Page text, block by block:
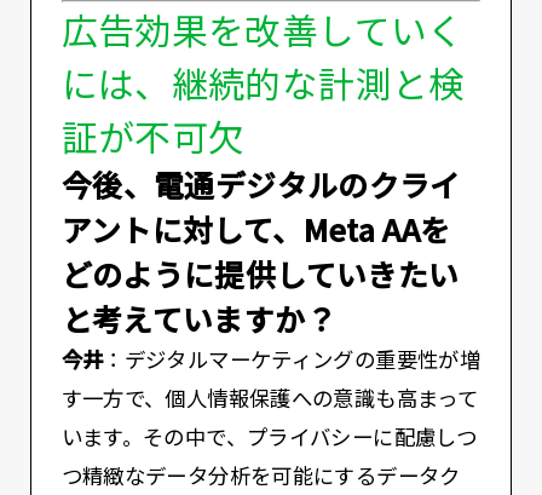
広告効果を改善していく
には、継続的な計測と検
証が不可欠
――今後、電通デジタルのクライ
アントに対して、Meta AAを
どのように提供していきたい
と考えていますか？
今井：デジタルマーケティングの重要性が増
す一方で、個人情報保護への意識も高まって
います。その中で、プライバシーに配慮しつ
つ精緻なデータ分析を可能にするデータク